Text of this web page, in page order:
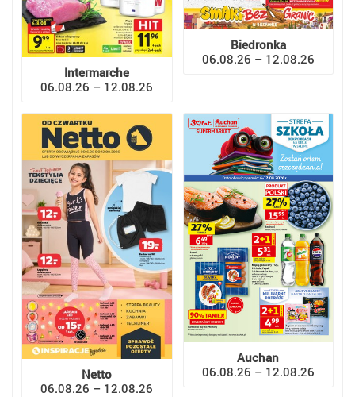
Intermarche
06.08.26 – 12.08.26
Biedronka
06.08.26 – 12.08.26
Netto
06.08.26 – 12.08.26
Auchan
06.08.26 – 12.08.26